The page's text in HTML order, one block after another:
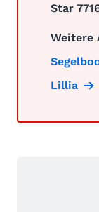
Star
Weitere
Lillia